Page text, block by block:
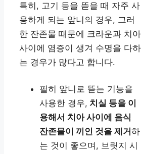
특히, 고기 등을 뜯을 때 자주 사
용하게 되는 앞니의 경우, 그러
한 잔존물 때문에 크라운과 치아
사이에 염증이 생겨 수명을 다하
는 경우가 많다고 합니다.
필히 앞니로 뜯는 기능을
사용한 경우, 치실 등을 이
용해서 치아 사이에 음식
잔존물이 끼인 것을 제거 하
는 것이 좋으며, 브릿지 시